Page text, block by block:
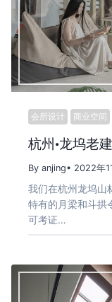
会所设计 商业空间
杭州·龙坞老
By anjing• 2022年
我们在杭州龙坞山
特有的月梁和斗拱
可考证…